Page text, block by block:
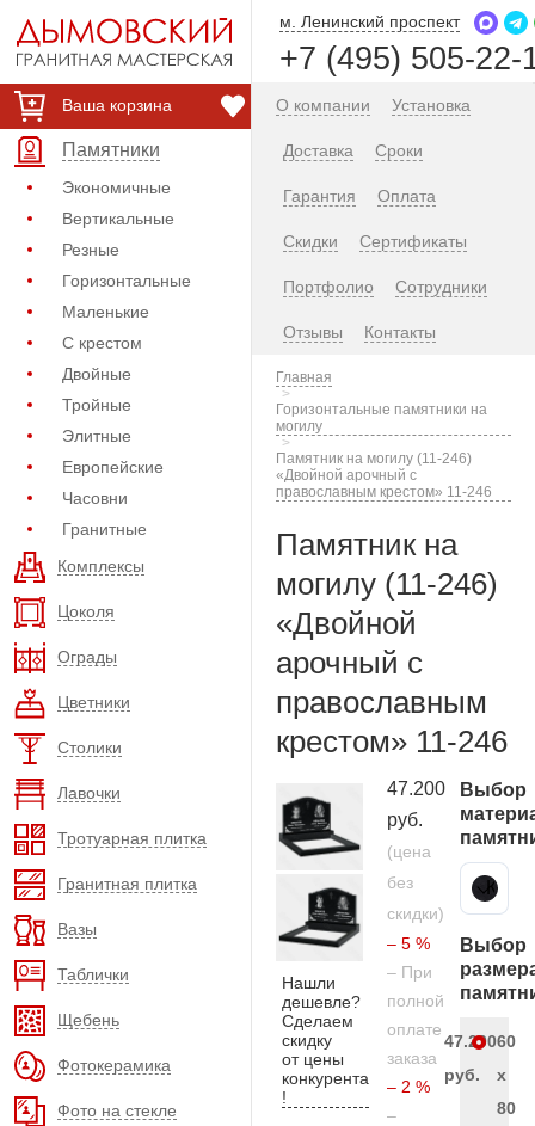
Ваша корзина
Памятники
Экономичные
Вертикальные
Резные
Горизонтальные
Маленькие
С крестом
Двойные
Тройные
Элитные
Европейские
Часовни
Гранитные
Комплексы
Цоколя
Ограды
Цветники
Столики
Лавочки
Тротуарная плитка
Гранитная плитка
Вазы
Таблички
Щебень
Фотокерамика
Фото на стекле
м. Ленинский проспект
+7 (495) 505-22-
О компании Установка
Доставка Сроки
Гарантия Оплата
Скидки Сертификаты
Портфолио Сотрудники
Отзывы Контакты
Главная
Горизонтальные памятники на
могилу
Памятник на могилу (11-246)
«Двойной арочный с
православным крестом» 11-246
Памятник на
могилу (11-246)
«Двойной
арочный с
православным
крестом» 11-246
Нашли
дешевле?
Сделаем
скидку
от цены
конкурента
!
47.200
руб.
(цена
без
скидки)
– 5 %
– При
полной
оплате
заказа
– 2 %
–
Выбор
Карельский гранит
Выбор
47.200
руб.
60
x
80